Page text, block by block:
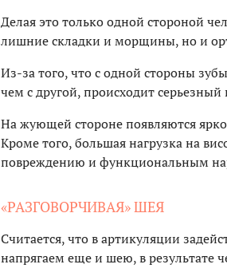
Делая это только одной стороной
лишние складки и морщины, но и
Из-за того, что с одной стороны
чем с другой, происходит
На жующей стороне появляются
Кроме того, большая нагрузка на
повреждению и функциональным
«РАЗГОВОРЧИВАЯ» ШЕЯ
Считается, что в артикуляции
напрягаем еще и шею, в результате